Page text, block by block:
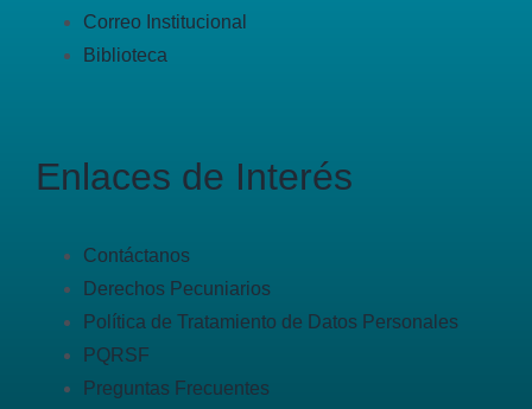
Correo Institucional
Biblioteca
Enlaces de Interés
Contáctanos
Derechos Pecuniarios
Política de Tratamiento de Datos Personales
PQRSF
Preguntas Frecuentes